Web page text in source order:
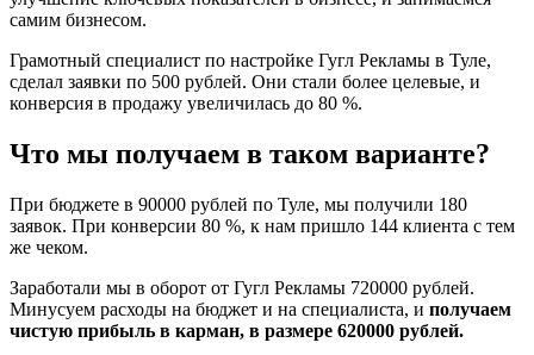
самим бизнесом.
Грамотный специалист по настройке Гугл Рекламы в Туле,
сделал заявки по 500 рублей. Они стали более целевые, и
конверсия в продажу увеличилась до 80 %.
Что мы получаем в таком варианте?
При бюджете в 90000 рублей по Туле, мы получили 180
заявок. При конверсии 80 %, к нам пришло 144 клиента с тем
же чеком.
Заработали мы в оборот от Гугл Рекламы 720000 рублей.
Минусуем расходы на бюджет и на специалиста, и получаем
чистую прибыль в карман, в размере 620000 рублей.